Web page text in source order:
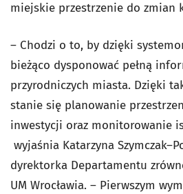
miejskie przestrzenie do zmian
– Chodzi o to, by dzięki
bieżąco dysponować pełną
przyrodniczych miasta. Dzięki
stanie się planowanie
inwestycji oraz monitorowanie
wyjaśnia Katarzyna
dyrektorka Departamentu
UM Wrocławia. – Pierwszym